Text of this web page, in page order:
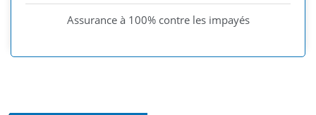
Assurance à 100% contre les impayés